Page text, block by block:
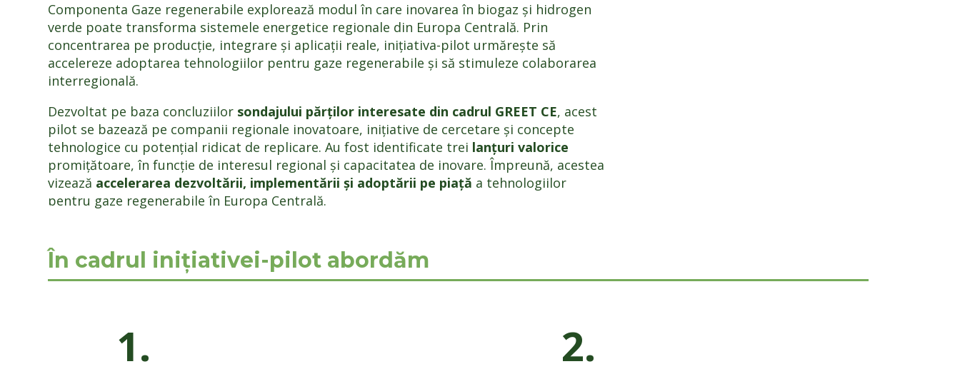
Componenta Gaze regenerabile explorează modul în care inovarea în biogaz și hidrogen
verde poate transforma sistemele energetice regionale din Europa Centrală. Prin
concentrarea pe producție, integrare și aplicații reale, inițiativa-pilot urmărește să
accelereze adoptarea tehnologiilor pentru gaze regenerabile și să stimuleze colaborarea
interregională.
Dezvoltat pe baza concluziilor sondajului părților interesate din cadrul GREET CE, acest
pilot se bazează pe companii regionale inovatoare, inițiative de cercetare și concepte
tehnologice cu potențial ridicat de replicare. Au fost identificate trei lanțuri valorice
promițătoare, în funcție de interesul regional și capacitatea de inovare. Împreună, acestea
vizează accelerarea dezvoltării, implementării și adoptării pe piață a tehnologiilor
pentru gaze regenerabile în Europa Centrală.
În cadrul inițiativei-pilot abordăm
1. 2.